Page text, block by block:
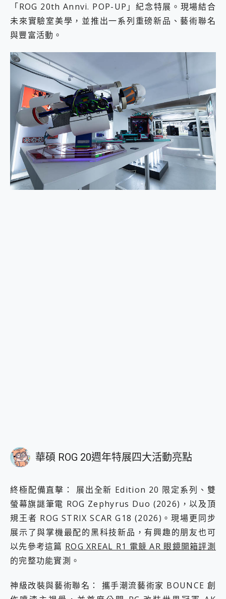
動靜皆宜「HUAWEI FreeArc」開放式耳掛耳機，無感配戴! 超穩超服貼，音質、通話也很優質
好玩好拍 vivo V50 ~ 口袋裡的 Zeiss 潮流攝影棚!
B&O 精品級音響! Home+ 中嘉寬頻 SoundBox 劇院串流盒 開箱 評測
3 個超值 MHN 飛人工具分享~~ iToolab AnyGo 魔物獵人 Now飛人 ios教學 不出門也可以到處走
Locawhere AnyTo 寶可夢飛人 AnyTo 不出門也可以飛遍全世界
小體積 40000mAh 超大容量 一次充5個設備 充好充滿 CUKTECH 酷態科 300W 微型充電站 開箱 評測
97.3% 恢復率，資料救援就是這麼簡單 EaseUS Data Recovery Wizard Free 18.0.0 業界最好的資料救援軟體
磁碟系統大風吹 有了 磁碟管理程式 EaseUS Partition Master 就是這麼簡單
全新 SONY Xperia 1 VI 開箱! 相機實測! 長焦覆蓋更遠更清晰、2日長續航、頂尖影音娛樂效能~
Xiaomi 14 Ultra 開箱 評測~ 有深度的 Leica 影像旗艦手機! 加碼小旗艦 Xiaomi 14 開箱 評測
人像旗艦 vivo V30 系列 開箱 評測! 首搭蔡司光學鏡頭、攝影棚級柔光環、拍攝功能最好玩的美拍神機 vivo V30 Pro
「ROG 20th Annvi. POP-UP」紀念特展。現場結合
未來實驗室美學，並推出一系列重磅新品、藝術聯名
與豐富活動。
華碩 ROG 20週年特展四大活動亮點
終極配備直擊： 展出全新 Edition 20 限定系列、雙
螢幕旗謎筆電 ROG Zephyrus Duo (2026)，以及頂
規王者 ROG STRIX SCAR G18 (2026)。現場更同步
展示了與掌機最配的黑科技新品，有興趣的朋友也可
以先參考這篇 ROG XREAL R1 電競 AR 眼鏡開箱評測
的完整功能實測。
神級改裝與藝術聯名： 攜手潮流藝術家 BOUNCE 創